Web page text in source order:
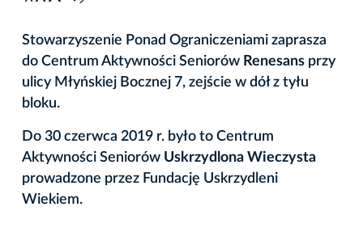
Stowarzyszenie Ponad Ograniczeniami zaprasza
do Centrum Aktywności Seniorów Renesans przy
ulicy Młyńskiej Bocznej 7, zejście w dół z tyłu
bloku.
Do 30 czerwca 2019 r. było to Centrum
Aktywności Seniorów Uskrzydlona Wieczysta
prowadzone przez Fundację Uskrzydleni
Wiekiem.